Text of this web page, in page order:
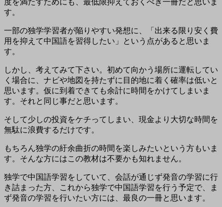
す。
一部の独学学習者が陥りやすい発想に、「出来る限り安く費
用を抑えて中国語を習得したい」という点があると思いま
す。
しかし、考えてみて下さい。初めて向かう場所に運転してい
く場合に、ナビや地図を持たずに目的地に着く確率は低いと
思います。仮に到着できても余計に時間をかけて しまいま
す。それと同じ事だと思います。
そして少しの投資をケチってしまい、現金より大切な時間を
無駄に浪費するだけです。
もちろん独学の紆余曲折の時間を楽しみたいという方もいま
す。そんな方にはこの教材は不要かも知れません。
独学で中国語学習をしていて、会話が通じず発音の学習に行
き詰まった方、これから独学で中国語学習を行う予定で、ま
ず発音の学習を行いたい方には、最良の一冊と思います。